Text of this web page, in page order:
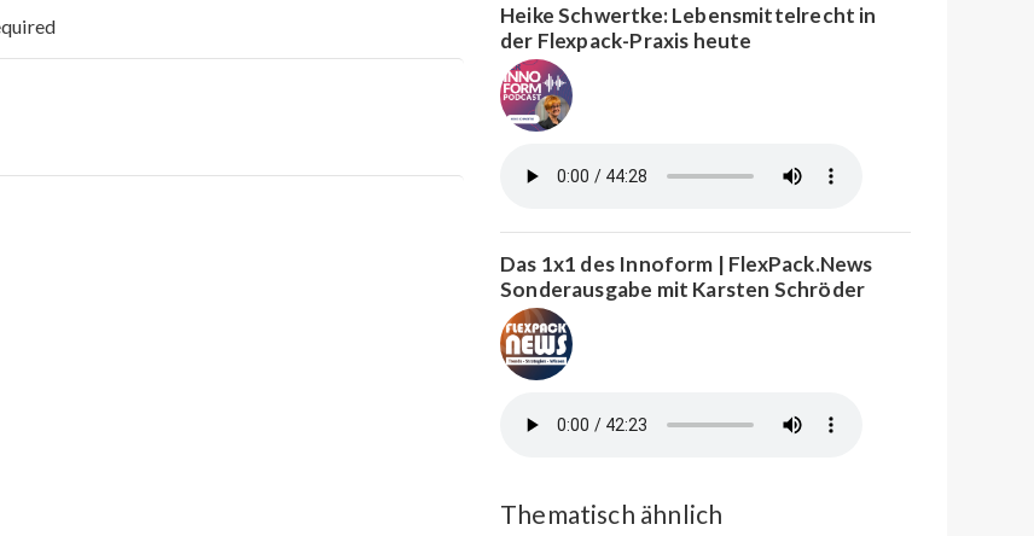
Heike Schwertke: Lebensmittelrecht in
der Flexpack-Praxis heute
Das 1x1 des Innoform | FlexPack.News
Sonderausgabe mit Karsten Schröder
Thematisch ähnlich